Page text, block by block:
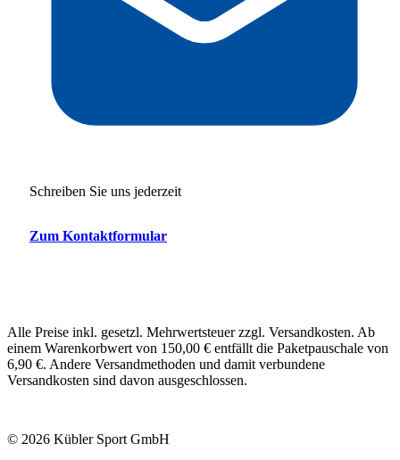
Schreiben Sie uns jederzeit
Zum Kontaktformular
Alle Preise inkl. gesetzl. Mehrwertsteuer zzgl. Versandkosten. Ab
einem Warenkorbwert von 150,00 € entfällt die Paketpauschale von
6,90 €. Andere Versandmethoden und damit verbundene
Versandkosten sind davon ausgeschlossen.
© 2026 Kübler Sport GmbH